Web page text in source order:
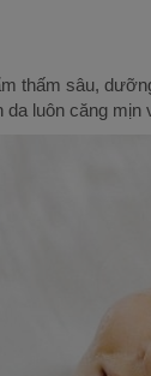
thấm sâu,
luôn căng mịn